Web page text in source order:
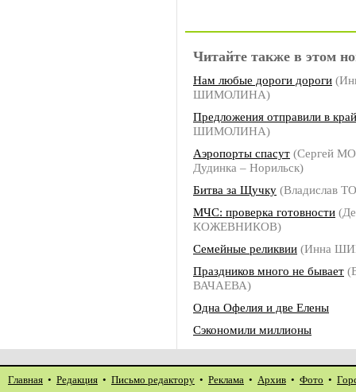
Читайте также в этом
Нам любые дороги дороги
ШИМОЛИНА)
Предложения отправили в край
ШИМОЛИНА)
Аэропорты спасут (Сергей
Дудинка – Норильск)
Битва за Щучку (Владислав
МЧС: проверка готовности
КОЖЕВНИКОВ)
Семейные реликвии (Инна
Праздников много не бывает
ВАЧАЕВА)
Одна Офелия и две Елены
Сэкономили миллионы
Главная • Редакция • Письмо редактору • Реклама • Архив • Фото •